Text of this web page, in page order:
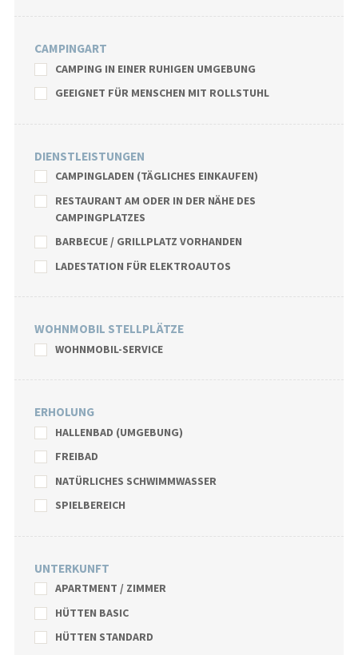
CAMPINGART
CAMPING IN EINER RUHIGEN UMGEBUNG
GEEIGNET FÜR MENSCHEN MIT ROLLSTUHL
DIENSTLEISTUNGEN
CAMPINGLADEN (TÄGLICHES EINKAUFEN)
RESTAURANT AM ODER IN DER NÄHE DES
CAMPINGPLATZES
BARBECUE / GRILLPLATZ VORHANDEN
LADESTATION FÜR ELEKTROAUTOS
WOHNMOBIL STELLPLÄTZE
WOHNMOBIL-SERVICE
ERHOLUNG
HALLENBAD (UMGEBUNG)
FREIBAD
NATÜRLICHES SCHWIMMWASSER
SPIELBEREICH
UNTERKUNFT
APARTMENT / ZIMMER
HÜTTEN BASIC
HÜTTEN STANDARD